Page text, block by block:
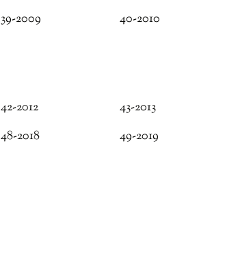
39-2009 40-2010
42-2012 43-2013
48-2018 49-2019